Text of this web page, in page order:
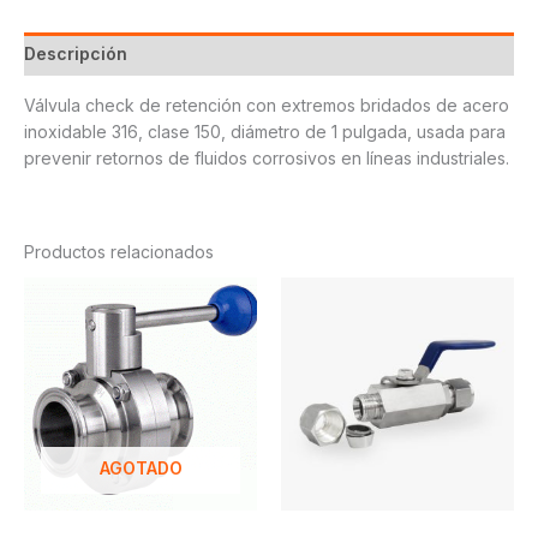
Descripción
Válvula check de retención con extremos bridados de acero
inoxidable 316, clase 150, diámetro de 1 pulgada, usada para
prevenir retornos de fluidos corrosivos en líneas industriales.
Productos relacionados
AGOTADO